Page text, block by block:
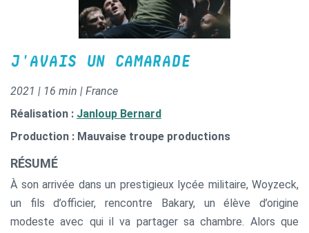
J'AVAIS UN CAMARADE
2021 | 16 min | France
Réalisation : Janloup Bernard
Production : Mauvaise troupe productions
RÉSUMÉ
À son arrivée dans un prestigieux lycée militaire, Woyzeck,
un fils d’officier, rencontre Bakary, un élève d’origine
modeste avec qui il va partager sa chambre. Alors que